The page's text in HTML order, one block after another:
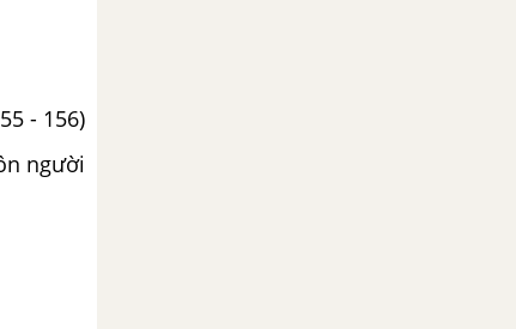
- 156)
người